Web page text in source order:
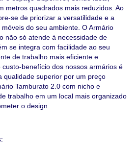
metros quadrados mais reduzidos. Ao
se de priorizar a versatilidade e a
do seu ambiente. O Armário
não só atende à necessidade de
se integra com facilidade ao seu
de trabalho mais eficiente e
custo-benefício dos nossos armários é
qualidade superior por um preço
Tamburato 2.0 com nicho e
trabalho em um local mais organizado
o design.